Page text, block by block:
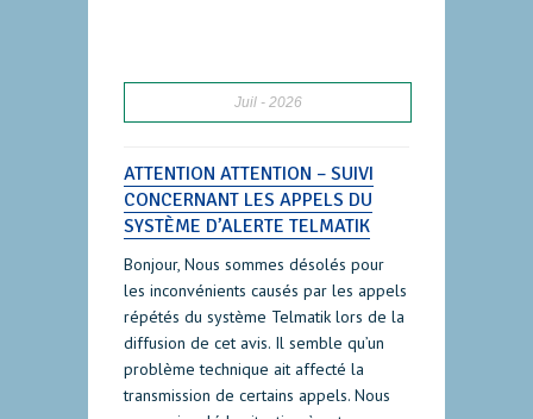
Juil 2026
ATTENTION ATTENTION – SUIVI
CONCERNANT LES APPELS DU
SYSTÈME D’ALERTE TELMATIK
Bonjour, Nous sommes désolés pour
les inconvénients causés par les appels
répétés du système Telmatik lors de la
diffusion de cet avis. Il semble qu’un
problème technique ait affecté la
transmission de certains appels. Nous